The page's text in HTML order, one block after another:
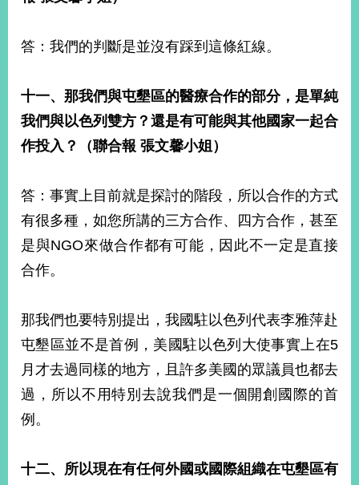
答：我們的判斷是並沒有踩到這條紅線。
十一、那我們與屯墾區的醫療合作的部分，是單純
我們與以色列雙方？還是有可能與其他國家一起合
作投入？（聯合報 張文馨小姐）
答：事實上目前就是探討的階段，所以合作的方式
有很多種，如您所講的三方合作、四方合作，甚至
是與NGO來做合作都有可能，因此不一定是直接
合作。
那我們也要特別提出，我國駐以色列代表李雅萍赴
屯墾區並不是首例，美國駐以色列大使事實上在5
月才去過同樣的地方，且許多美國的眾議員也都去
過，所以不用特別去說我們是一個開創國際的首
例。
十二、所以現在有任何外國或國際組織在屯墾區有